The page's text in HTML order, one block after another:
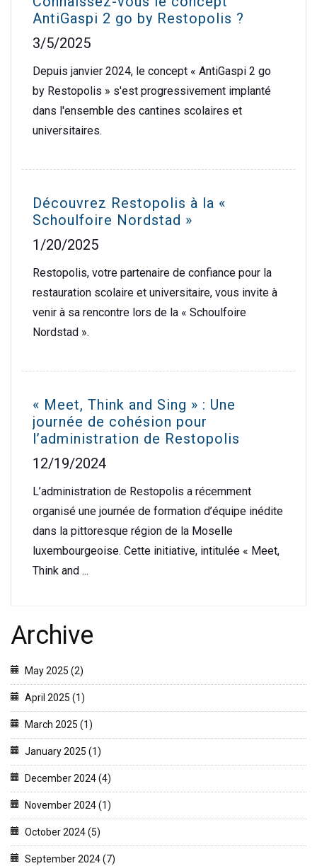
AntiGaspi 2 go by Restopolis ?
3/5/2025
Depuis janvier 2024, le concept « AntiGaspi 2 go
by Restopolis » s'est progressivement implanté
dans l'ensemble des cantines scolaires et
universitaires.
Découvrez Restopolis à la «
Schoulfoire Nordstad »
1/20/2025
Restopolis, votre partenaire de confiance pour la
restauration scolaire et universitaire, vous invite à
venir à sa rencontre lors de la « Schoulfoire
Nordstad ».
« Meet, Think and Sing » : Une
journée de cohésion pour
l’administration de Restopolis
12/19/2024
L’administration de Restopolis a récemment
organisé une journée de formation d’équipe inédite
dans la pittoresque région de la Moselle
luxembourgeoise. Cette initiative, intitulée « Meet,
Think and ...
Archive
May 2025 (2)
April 2025 (1)
March 2025 (1)
January 2025 (1)
December 2024 (4)
November 2024 (1)
October 2024 (5)
September 2024 (7)